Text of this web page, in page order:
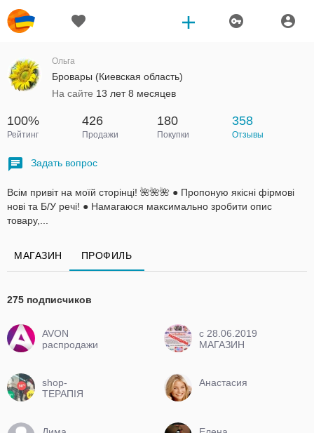
Ольга
Бровары (Киевская область)
На сайте 13 лет 8 месяцев
100%
Рейтинг
426
Продажи
180
Покупки
358
Отзывы
Задать вопрос
Всім привіт на моїй сторінці! 🌺🌺🌺 ● Пропоную якісні фірмові
нові та Б/У речі! ● Намагаюся максимально зробити опис
товару,...
МАГАЗИН ПРОФИЛЬ
275 подписчиков
AVON
распродажи
31
c 28.06.2019
МАГАЗИН
shop-
ТЕРАПІЯ
Анастасия